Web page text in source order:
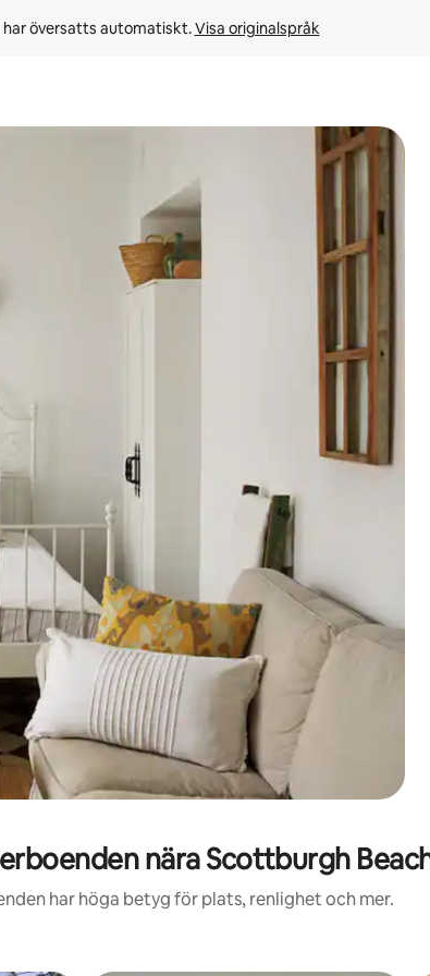
har översatts automatiskt. Visa originalspråk
utforska genom att trycka eller svepa.
nära Scottburgh
har höga betyg för plats, renlighet och mer.